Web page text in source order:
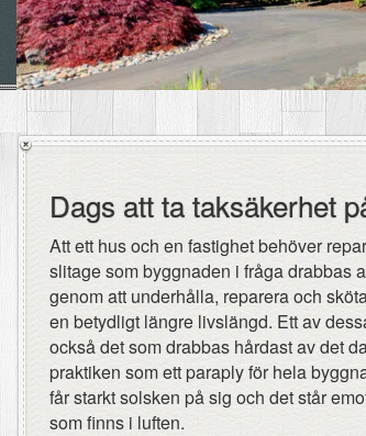
Dags att ta taksäkerhet
Att ett hus och en fastighet behöver
slitage som byggnaden i fråga drabbas
genom att underhålla, reparera och
en betydligt längre livslängd. Ett av
också det som drabbas hårdast av det
praktiken som ett paraply för hela
får starkt solsken på sig och det står
som finns i luften.